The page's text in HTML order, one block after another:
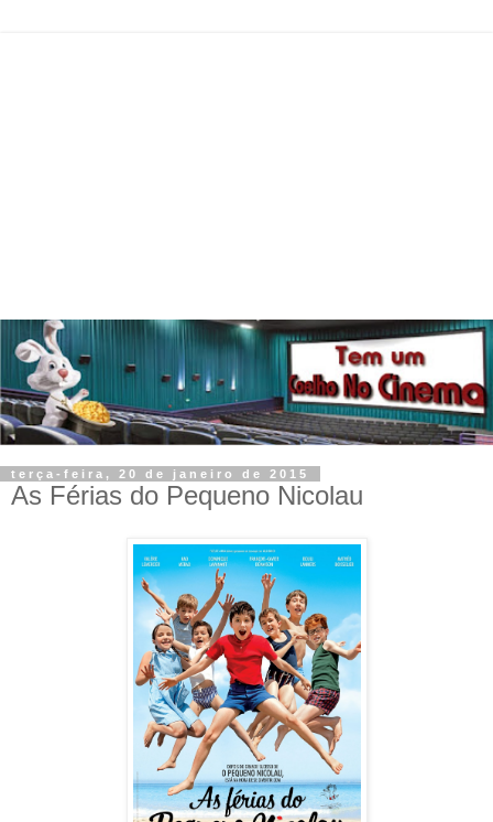
terça-feira, 20 de janeiro de 2015
As Férias do Pequeno Nicolau